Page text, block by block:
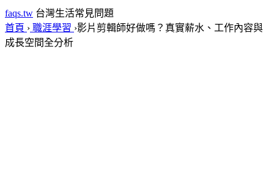
faqs.tw 台灣生活常見問題
首頁 › 職涯學習 ›影片剪輯師好做嗎？真實薪水、工作內容與
成長空間全分析